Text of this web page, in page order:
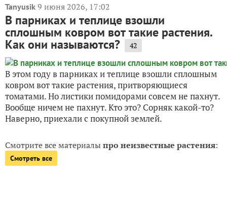
Tanyusik 9 июня 2026, 17:02
В парниках и теплице взошли
сплошным ковром вот такие растения.
Как они называются? 42
В этом году в парниках и теплице взошли сплошным
ковром вот такие растения, притворяющиеся
томатами. Но листики помидорами совсем не пахнут.
Вообще ничем не пахнут. Кто это? Сорняк какой-то?
Наверно, приехали с покупной землей.
Смотрите все материалыпро неизвестные растения:
Смотреть все